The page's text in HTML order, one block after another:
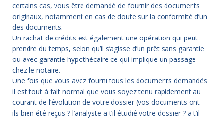
certains cas, vous être demandé de fournir des documents
originaux, notamment en cas de doute sur la conformité d’un
des documents.
Un rachat de crédits est également une opération qui peut
prendre du temps, selon qu’il s’agisse d’un prêt sans garantie
ou avec garantie hypothécaire ce qui implique un passage
chez le notaire.
Une fois que vous avez fourni tous les documents demandés
il est tout à fait normal que vous soyez tenu rapidement au
courant de l’évolution de votre dossier (vos documents ont
ils bien été reçus ? l’analyste a t’il étudié votre dossier ? a t’il